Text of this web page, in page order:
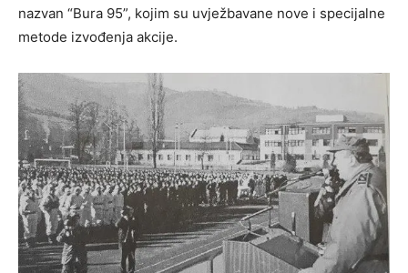
nazvan “Bura 95”, kojim su uvježbavane nove i specijalne
metode izvođenja akcije.